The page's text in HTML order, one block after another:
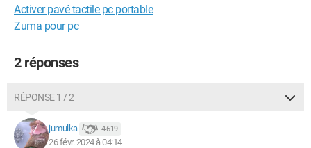
Activer pavé tactile pc portable
Zuma pour pc
2 réponses
RÉPONSE 1 / 2
jumulka 4 619
26 févr. 2024 à 04:14